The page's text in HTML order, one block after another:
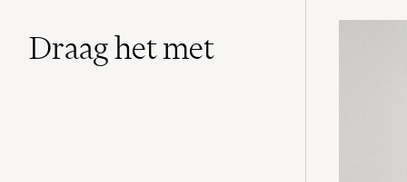
Draag het met